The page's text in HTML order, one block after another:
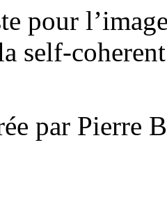
pour
self-
par Pierre